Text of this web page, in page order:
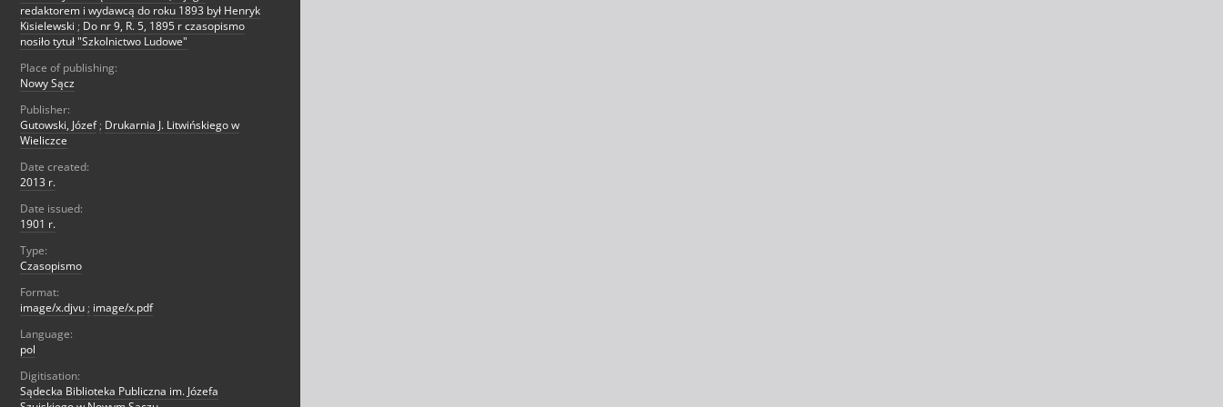
redaktorem i wydawcą do roku 1893 był Henryk
Kisielewski ; Do nr 9, R. 5, 1895 r czasopismo
nosiło tytuł "Szkolnictwo Ludowe"
Place of publishing:
Nowy Sącz
Publisher:
Gutowski, Józef ; Drukarnia J. Litwińskiego w
Wieliczce
Date created:
2013 r.
Date issued:
1901 r.
Type:
Czasopismo
Format:
image/x.djvu ; image/x.pdf
Language:
pol
Digitisation:
Sądecka Biblioteka Publiczna im. Józefa